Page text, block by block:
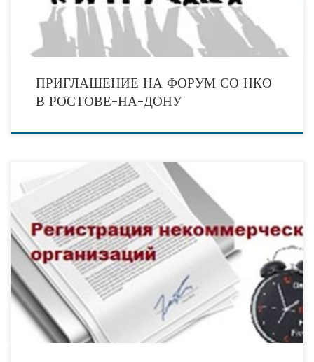
ПРИГЛАШЕНИЕ НА ФОРУМ СО НКО
В РОСТОВЕ-НА-ДОНУ
Как провести регистрацию некоммерческой организации В статье рассмотрены
теоретические и практические вопросы, связанные с регистрацией
некоммерческих организаций в Российской Федерации. Понятное изложение
вкупе с глубокой